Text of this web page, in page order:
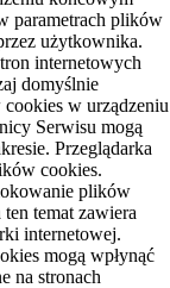
parametrach plików
użytkownika.
internetowych
domyślnie
w urządzeniu
Serwisu mogą
Przeglądarka
cookies.
plików
temat zawiera
internetowej.
mogą wpłynąć
na stronach